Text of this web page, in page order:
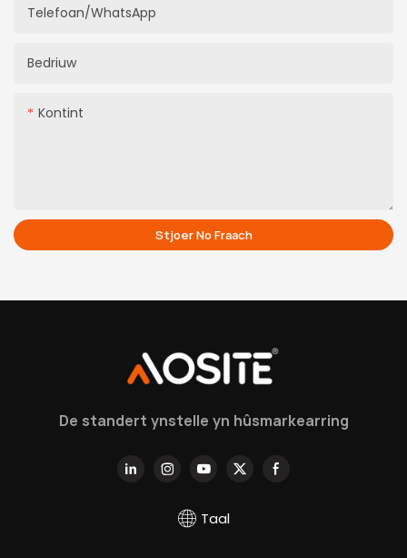
Telefoan/whatsApp
Bedriuw
Kontint
Stjoer No Fraach
De standert ynstelle yn hûsmarkearring
Taal